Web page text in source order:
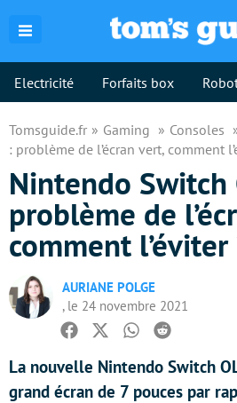
Electricité Forfaits box
Tomsguide.fr Gaming Consoles
: problème de l’écran vert, comment
Nintendo Switch
problème de
comment l’éviter
AURIANE POLGE
, le 24 novembre 2021
Facebook
TwitterWhatsapp
Reddit
La nouvelle Nintendo Switch
grand écran de 7 pouces par